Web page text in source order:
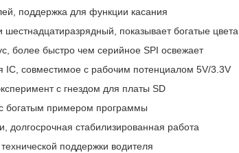
поддержка для функции касания
показывает богатые цвета
более быстро чем серийное SPI освежает
IC, совместимое с рабочим потенциалом 5V/3.3V
с гнездом для платы SD
богатым примером программы
долгосрочная стабилизированная работа
поддержки водителя